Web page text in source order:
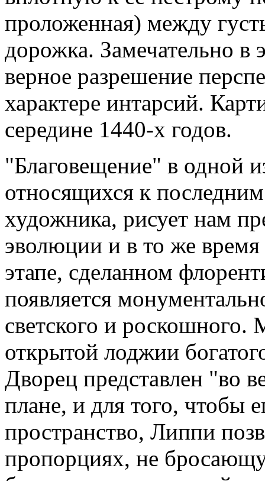
проложенная) между
дорожка. Замечательно в
верное разрешение
характере интарсий.
середине 1440-х годов.
"Благовещение" в одной
относящихся к
художника, рисует нам
эволюции и в то же время
этапе, сделанном
появляется
светского и
открытой лоджии
Дворец представлен "во
плане, и для того, чтобы
пространство, Липпи
пропорциях, не